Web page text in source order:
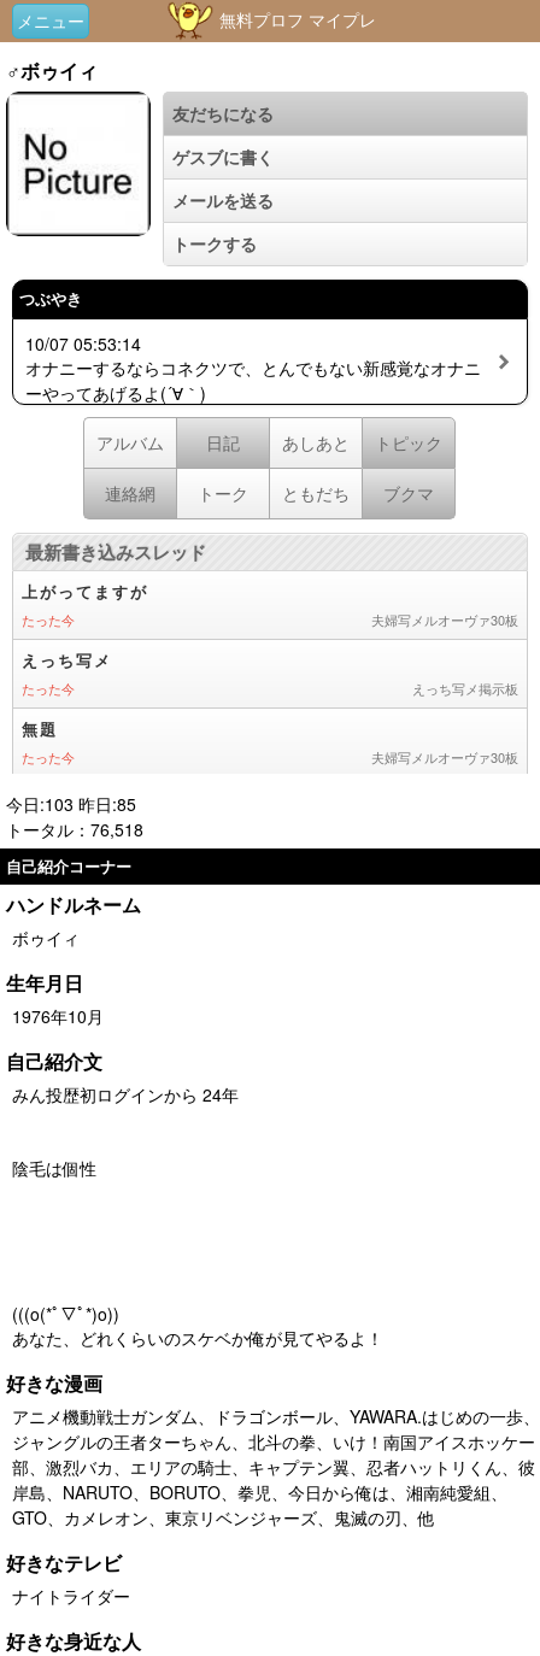
メニュー 無料プロフ マイプレ
♂ボゥイィ
友だちになる
ゲスブに書く
メールを送る
トークする
つぶやき
10/07 05:53:14
オナニーするならコネクツで、とんでもない新感覚なオナニ
ーやってあげるよ(´∀｀)
アルバム 日記 あしあと トピック
連絡網 トーク ともだち ブクマ
今日:103 昨日:85
トータル：76,518
自己紹介コーナー
ハンドルネーム
ボゥイィ
生年月日
1976年10月
自己紹介文
みん投歴初ログインから 24年
陰毛は個性
(((o(*ﾟ▽ﾟ*)o))
あなた、どれくらいのスケベか俺が見てやるよ！
好きな漫画
アニメ機動戦士ガンダム、ドラゴンボール、YAWARA.はじめの一歩、
ジャングルの王者ターちゃん、北斗の拳、いけ！南国アイスホッケー
部、激烈バカ、エリアの騎士、キャプテン翼、忍者ハットリくん、彼
岸島、NARUTO、BORUTO、拳児、今日から俺は、湘南純愛組、
GTO、カメレオン、東京リベンジャーズ、鬼滅の刃、他
好きなテレビ
ナイトライダー
好きな身近な人